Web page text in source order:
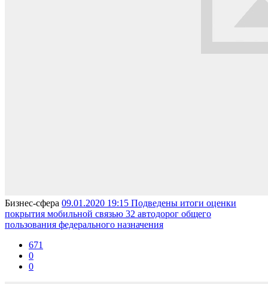
Бизнес-сферa 09.01.2020 19:15 Подведены итоги оценки
покрытия мобильной связью 32 автодорог общего
пользования федерального назначения
671
0
0